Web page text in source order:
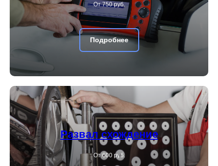
От 750 руб.
Подробнее
Развал схождение
От 600 руб.